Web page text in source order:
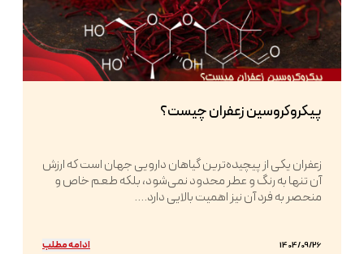
پیکروکروسین زعفران چیست؟
زعفران یکی از پیچیده‌ترین گیاهان دارویی جهان است که ارزش
آن تنها به رنگ و عطر محدود نمی‌شود، بلکه طعم خاص و
منحصر به فرد آن نیز اهمیت بالایی دارد....
1404/09/26 ادامه مطلب